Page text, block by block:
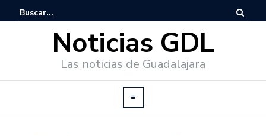
Noticias GDL
Las noticias de Guadalajara